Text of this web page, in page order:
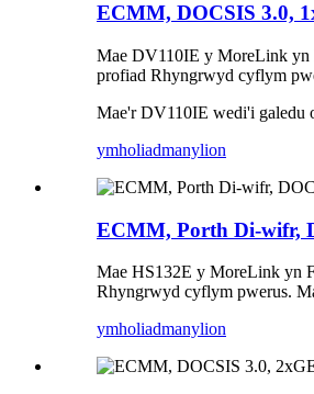
ECMM, DOCSIS 3.0,
Mae DV110IE y MoreLink yn
profiad Rhyngrwyd cyflym
Mae'r DV110IE wedi'i galedu
ymholiadmanylion
ECMM, Porth Di-wifr,
Mae HS132E y MoreLink yn
Rhyngrwyd cyflym pwerus.
ymholiadmanylion